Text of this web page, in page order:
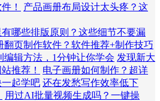
！
产品画册布局设计太头疼？这
哪些排版原则？这些细节不要漏
翻页制作软件？软件推荐+制作技巧
编辑方法，1分钟让你学会 发现新大
推荐！
电子画册如何制作？超详
起学吧 还在发愁写作效率低下
用过AI批量视频生成吗？一键操